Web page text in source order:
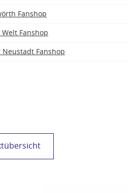
Fanshop
Welt Fanshop
Neustadt Fanshop